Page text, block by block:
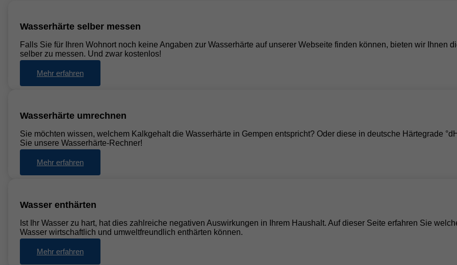
Wasserhärte selber messen
Falls Sie für Ihren Wohnort noch keine Angaben zur Wasserhärte auf unserer Webseite finden können, bieten wir Ihnen
selber zu messen. Und zwar kostenlos!
Mehr erfahren
Wasserhärte umrechnen
Sie möchten wissen, welchem Kalkgehalt die Wasserhärte in Gempen entspricht? Oder diese in deutsche Härtegrade
Sie unsere Wasserhärte-Rechner!
Mehr erfahren
Wasser enthärten
Ist Ihr Wasser zu hart, hat dies zahlreiche negativen Auswirkungen in Ihrem Haushalt. Auf dieser Seite erfahren Sie
Wasser wirtschaftlich und umweltfreundlich enthärten können.
Mehr erfahren